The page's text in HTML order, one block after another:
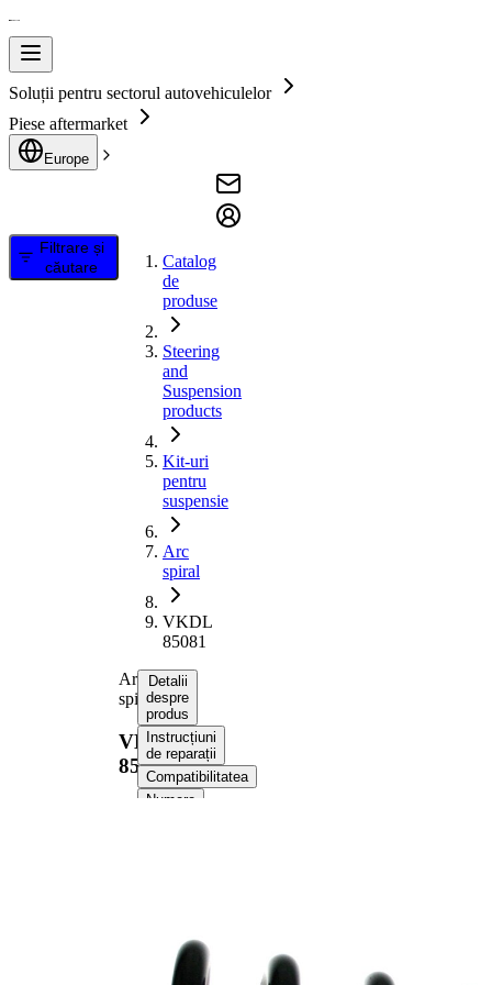
Soluții pentru sectorul autovehiculelor
Piese aftermarket
Europe
Filtrare și
căutare
Catalog
de
produse
Steering
and
Suspension
products
Kit-uri
pentru
suspensie
Arc
spiral
VKDL
85081
Arc
spiral
VKDL
85081
Detalii
despre
produs
Instrucțiuni
de reparații
Compatibilitatea
Numere
Partea de
montare